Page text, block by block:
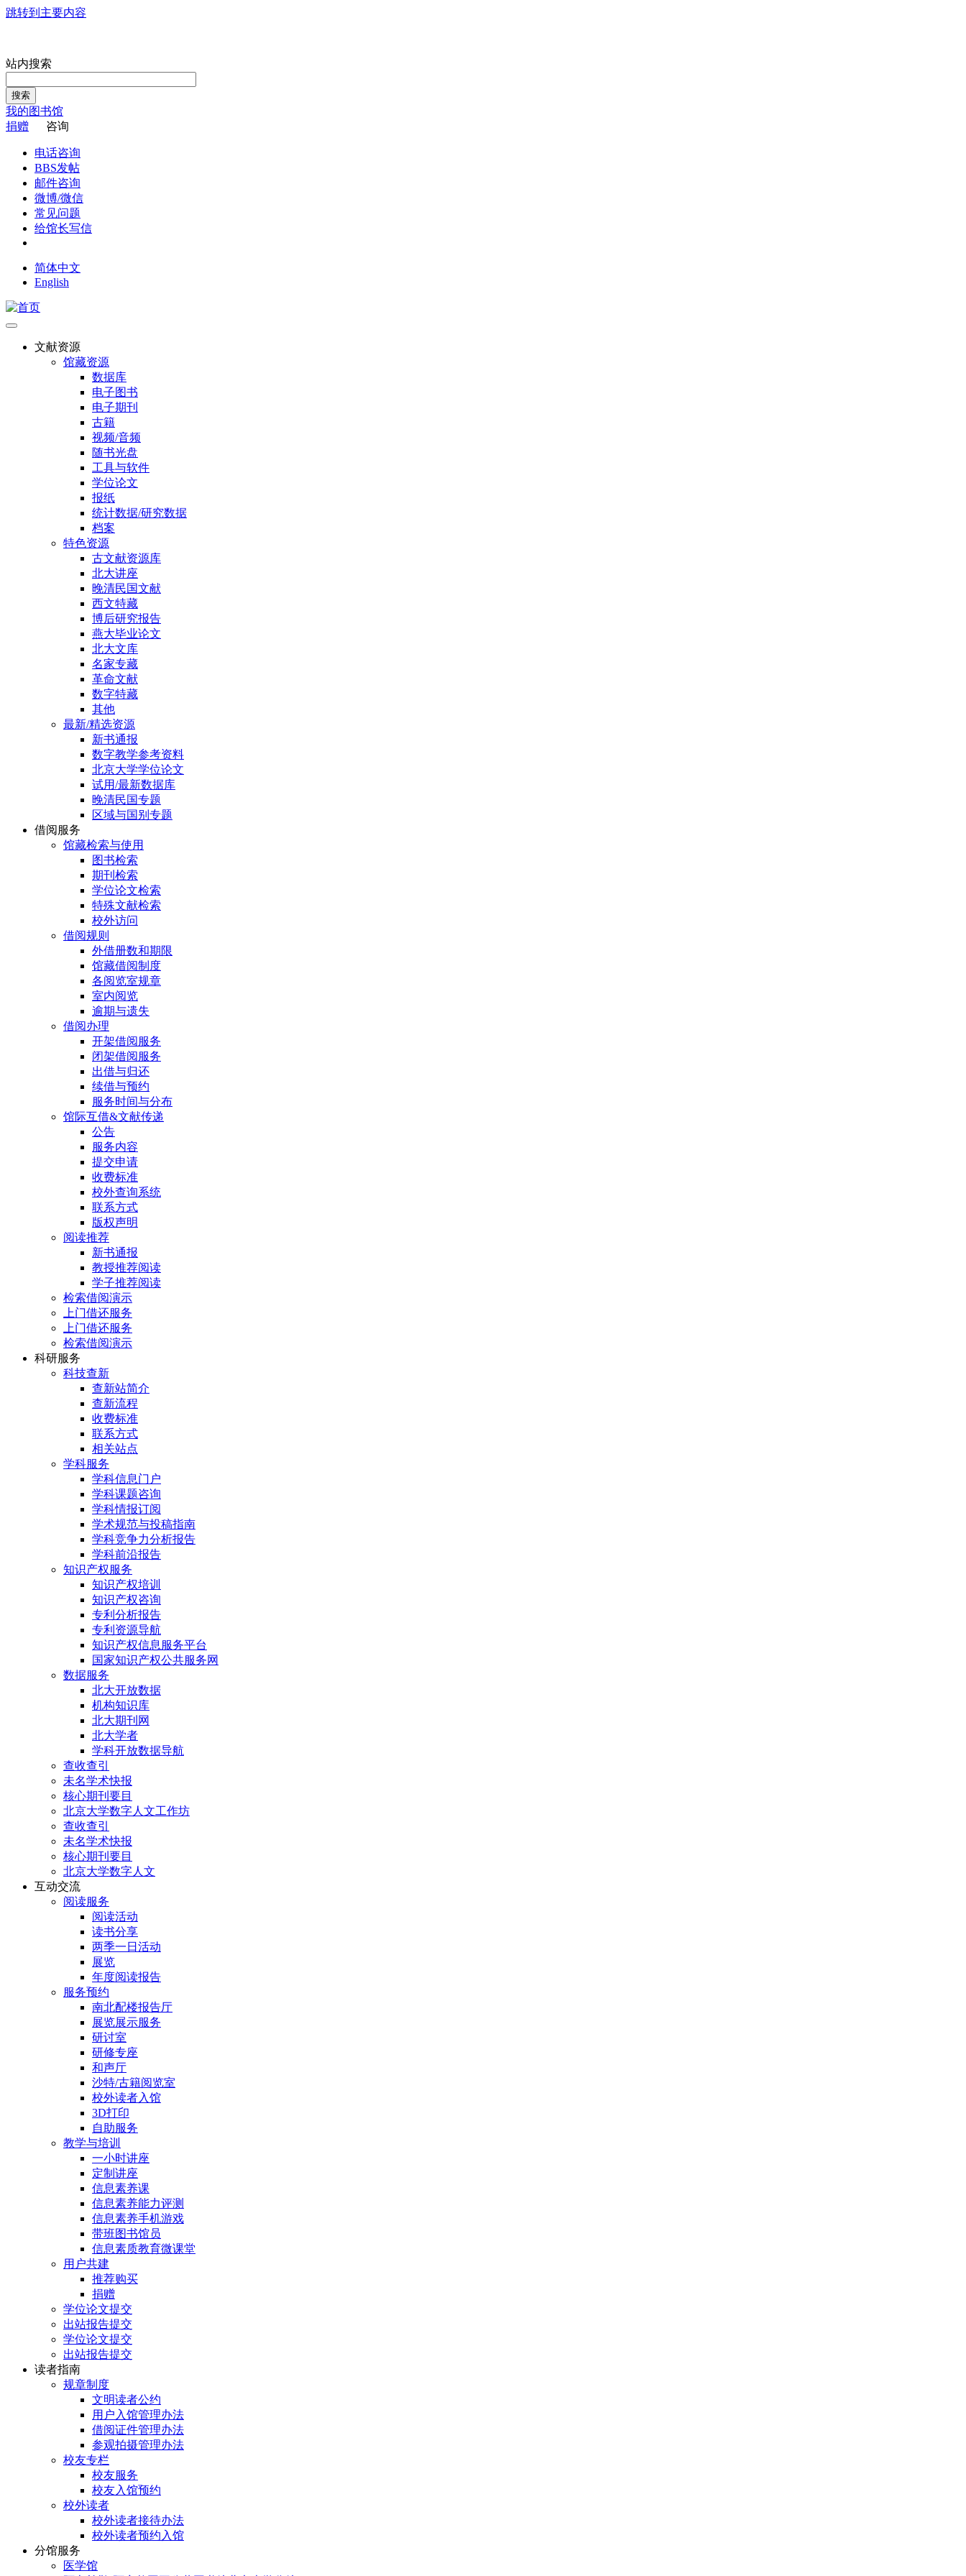
跳转到主要内容
站内搜索
搜索
我的图书馆
捐赠
咨询
电话咨询
BBS发帖
邮件咨询
微博/微信
常见问题
给馆长写信
简体中文
English
文献资源
馆藏资源
数据库
电子图书
电子期刊
古籍
视频/音频
随书光盘
工具与软件
学位论文
报纸
统计数据/研究数据
档案
特色资源
古文献资源库
北大讲座
晚清民国文献
西文特藏
博后研究报告
燕大毕业论文
北大文库
名家专藏
革命文献
数字特藏
其他
最新/精选资源
新书通报
数字教学参考资料
北京大学学位论文
试用/最新数据库
晚清民国专题
区域与国别专题
借阅服务
馆藏检索与使用
图书检索
期刊检索
学位论文检索
特殊文献检索
校外访问
借阅规则
外借册数和期限
馆藏借阅制度
各阅览室规章
室内阅览
逾期与遗失
借阅办理
开架借阅服务
闭架借阅服务
出借与归还
续借与预约
服务时间与分布
馆际互借&文献传递
公告
服务内容
提交申请
收费标准
校外查询系统
联系方式
版权声明
阅读推荐
新书通报
教授推荐阅读
学子推荐阅读
检索借阅演示
上门借还服务
上门借还服务
检索借阅演示
科研服务
科技查新
查新站简介
查新流程
收费标准
联系方式
相关站点
学科服务
学科信息门户
学科课题咨询
学科情报订阅
学术规范与投稿指南
学科竞争力分析报告
学科前沿报告
知识产权服务
知识产权培训
知识产权咨询
专利分析报告
专利资源导航
知识产权信息服务平台
国家知识产权公共服务网
数据服务
北大开放数据
机构知识库
北大期刊网
北大学者
学科开放数据导航
查收查引
未名学术快报
核心期刊要目
北京大学数字人文工作坊
查收查引
未名学术快报
核心期刊要目
北京大学数字人文
互动交流
阅读服务
阅读活动
读书分享
两季一日活动
展览
年度阅读报告
服务预约
南北配楼报告厅
展览展示服务
研讨室
研修专座
和声厅
沙特/古籍阅览室
校外读者入馆
3D打印
自助服务
教学与培训
一小时讲座
定制讲座
信息素养课
信息素养能力评测
信息素养手机游戏
带班图书馆员
信息素质教育微课堂
用户共建
推荐购买
捐赠
学位论文提交
出站报告提交
学位论文提交
出站报告提交
读者指南
规章制度
文明读者公约
用户入馆管理办法
借阅证件管理办法
参观拍摄管理办法
校友专栏
校友服务
校友入馆预约
校外读者
校外读者接待办法
校外读者预约入馆
分馆服务
医学馆